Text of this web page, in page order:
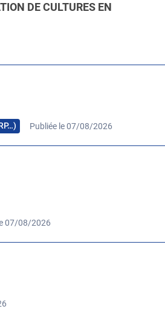
DE CULTURES EN
Publiée le 07/08/2026
07/08/2026